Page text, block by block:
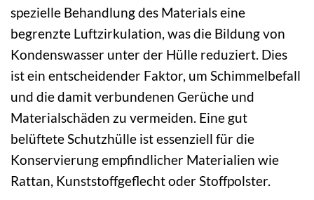
spezielle Behandlung des Materials eine
begrenzte Luftzirkulation, was die Bildung von
Kondenswasser unter der Hülle reduziert. Dies
ist ein entscheidender Faktor, um Schimmelbefall
und die damit verbundenen Gerüche und
Materialschäden zu vermeiden. Eine gut
belüftete Schutzhülle ist essenziell für die
Konservierung empfindlicher Materialien wie
Rattan, Kunststoffgeflecht oder Stoffpolster.